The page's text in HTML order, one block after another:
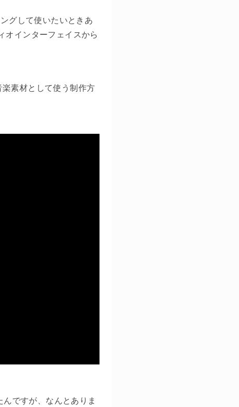
グして使いたいときあ
オインターフェイスから
素材として使う制作方
んですが、なんとありま